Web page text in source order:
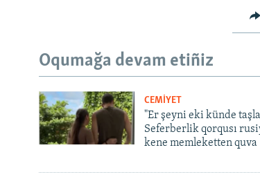
Oqumağa devam etiñiz
CEMİYET
"Er şeyni eki künde
Seferberlik qorqusı
kene memleketten quva